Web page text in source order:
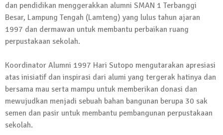
News Flash
Kejari Geledah Kantor Disporapar
Lamteng Terkait Dugaan Korupsi Dana
Hibah Koni
News Flash
Berikut Jadwal Debat Kandidat Cabup-
Cawabup Lampung Tengah
13 Oktober 2024 | 12:22
News Flash
Jumat Berkah SMSI Tulang Bawang
dan pendidikan menggerakkan alumni SMAN 1 Terbanggi
Besar, Lampung Tengah (Lamteng) yang lulus tahun ajaran
1997 dan dermawan untuk membantu perbaikan ruang
perpustakaan sekolah.
Koordinator Alumni 1997 Hari Sutopo mengutarakan apresiasi
atas inisiatif dan inspirasi dari alumi yang tergerak hatinya dan
bersama mau serta mampu untuk memberikan donasi dan
mewujudkan menjadi sebuah bahan bangunan berupa 30 sak
semen dan pasir untuk membantu pembangunan perpustakaan
sekolah.